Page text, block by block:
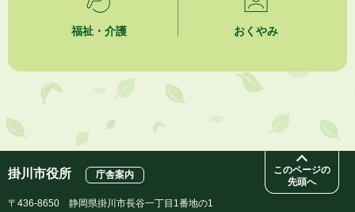
夏季休暇期間 開業医等診療予定
2026年8月3日
福祉・介護 おくやみ
このページの
先頭へ
掛川市役所 庁舎案内
〒436-8650 静岡県掛川市長谷一丁目1番地の1